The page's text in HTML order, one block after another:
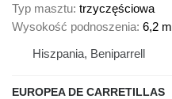
Typ masztu trzyczęściowa
Wysokość podnoszenia 6,2 m
Hiszpania, Beniparrell
EUROPEA DE CARRETILLAS